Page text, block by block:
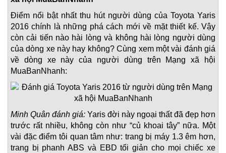
Điểm nổi bật nhất thu hút người dùng của Toyota Yaris
2016 chính là những phá cách mới về mặt thiết kế. Vậy
còn cải tiến nào hài lòng và không hài lòng người dùng
của dòng xe này hay không? Cùng xem một vài đánh giá
về dòng xe này của người dùng trên Mạng xã hội
MuaBanNhanh:
Minh Quân đánh giá: Yaris đời này ngoại thất đã đẹp hơn
trước rất nhiều, không còn như “củ khoai tây” nữa. Một
vài đặc điểm tôi quan tâm như: trang bị máy 1.3 êm hơn,
trang bị phanh ABS và EBD tối giản cho mọi chiếc xe